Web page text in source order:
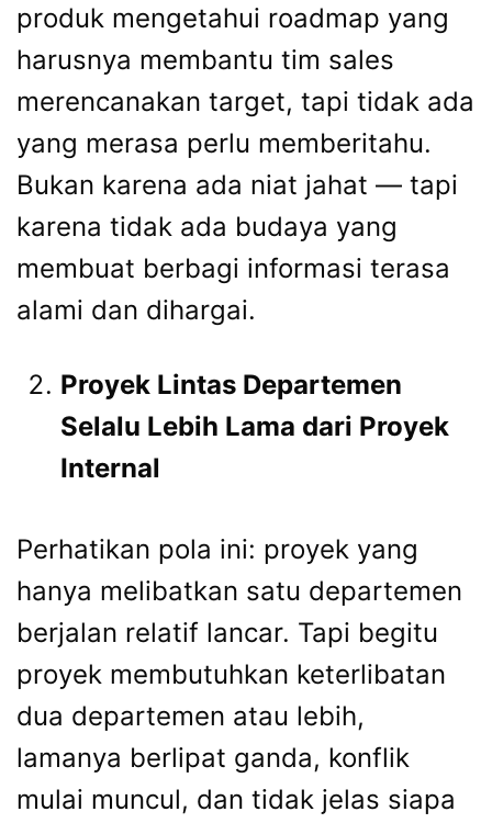
produk mengetahui roadmap yang
harusnya membantu tim sales
merencanakan target, tapi tidak ada
yang merasa perlu memberitahu.
Bukan karena ada niat jahat — tapi
karena tidak ada budaya yang
membuat berbagi informasi terasa
alami dan dihargai.
Proyek Lintas Departemen
Selalu Lebih Lama dari Proyek
Internal
Perhatikan pola ini: proyek yang
hanya melibatkan satu departemen
berjalan relatif lancar. Tapi begitu
proyek membutuhkan keterlibatan
dua departemen atau lebih,
lamanya berlipat ganda, konflik
mulai muncul, dan tidak jelas siapa